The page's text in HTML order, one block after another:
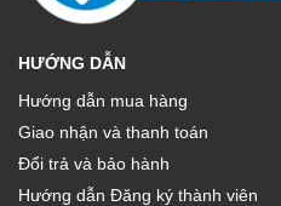
HƯỚNG DẪN
Hướng dẫn mua hàng
Giao nhận và thanh toán
Đổi trả và bảo hành
Hướng dẫn Đăng ký thành viên